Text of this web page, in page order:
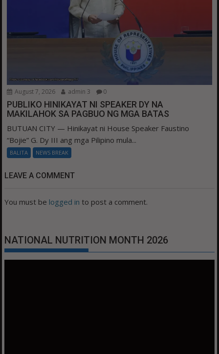
August 7, 2026 admin 3 0
PUBLIKO HINIKAYAT NI SPEAKER DY NA
MAKILAHOK SA PAGBUO NG MGA BATAS
BUTUAN CITY — Hinikayat ni House Speaker Faustino
“Bojie” G. Dy III ang mga Pilipino mula...
BALITA NEWS BREAK
LEAVE A COMMENT
You must be logged in to post a comment.
NATIONAL NUTRITION MONTH 2026